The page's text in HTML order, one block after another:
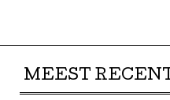
MEEST